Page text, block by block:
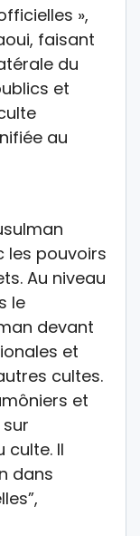
»,
faisant
du
et
au
les pouvoirs
Au niveau
le
devant
et
cultes.
et
culte. Il
dans